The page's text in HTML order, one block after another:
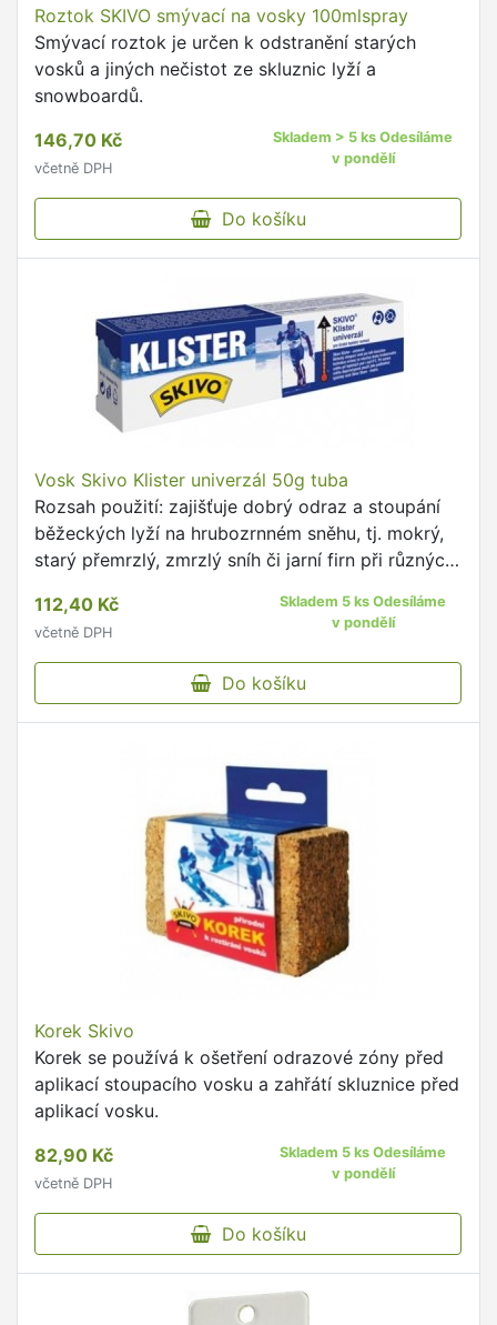
Roztok SKIVO smývací na vosky 100mlspray
Smývací roztok je určen k odstranění starých
vosků a jiných nečistot ze skluznic lyží a
snowboardů.
146,70 Kč
včetně DPH
Skladem > 5 ks Odesíláme
v pondělí
Do košíku
Vosk Skivo Klister univerzál 50g tuba
Rozsah použití: zajišťuje dobrý odraz a stoupání
běžeckých lyží na hrubozrnném sněhu, tj. mokrý,
starý přemrzlý, zmrzlý sníh či jarní firn při různých
112,40 Kč
včetně DPH
Skladem 5 ks Odesíláme
v pondělí
Do košíku
Korek Skivo
Korek se používá k ošetření odrazové zóny před
aplikací stoupacího vosku a zahřátí skluznice před
aplikací vosku.
82,90 Kč
včetně DPH
Skladem 5 ks Odesíláme
v pondělí
Do košíku